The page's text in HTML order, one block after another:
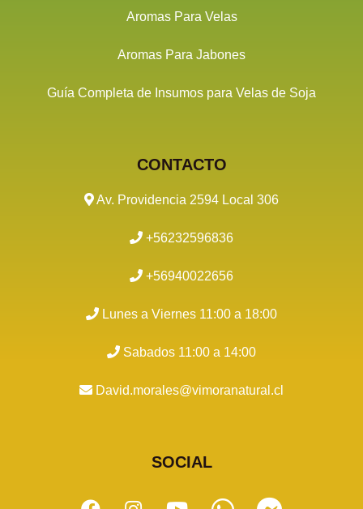
Aromas Para Velas
Aromas Para Jabones
Guía Completa de Insumos para Velas de Soja
CONTACTO
Av. Providencia 2594 Local 306
+56232596836
+56940022656
Lunes a Viernes 11:00 a 18:00
Sabados 11:00 a 14:00
David.morales@vimoranatural.cl
SOCIAL